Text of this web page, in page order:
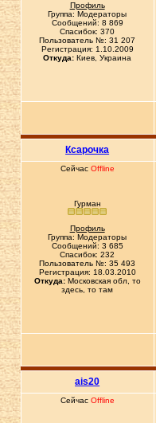
Профиль
Группа: Модераторы
Сообщений: 8 869
Спасибок: 370
Пользователь №: 31 207
Регистрация: 1.10.2009
Откуда: Киев, Украина
Ксарочка
Сейчас Offline
Гурман
Профиль
Группа: Модераторы
Сообщений: 3 685
Спасибок: 232
Пользователь №: 35 493
Регистрация: 18.03.2010
Откуда:Московская обл, то
здесь, то там
ais20
Сейчас Offline